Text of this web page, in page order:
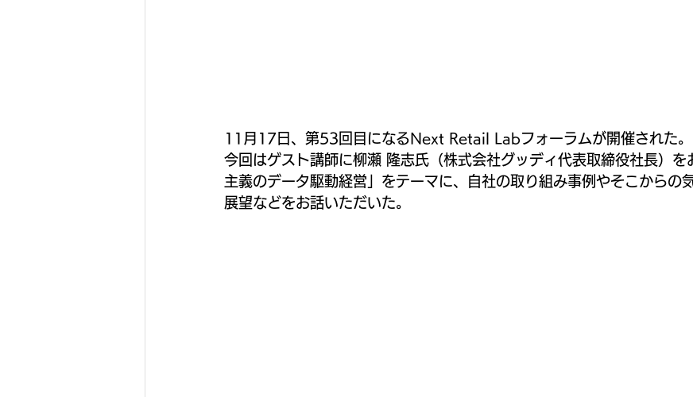
11月17日、第53回目になるNext Retail Labフォーラムが開催された。
今回はゲスト講師に柳瀬 隆志氏（株式会社グッディ代表取締役社長）を
主義のデータ駆動経営」をテーマに、自社の取り組み事例やそこからの
展望などをお話いただいた。